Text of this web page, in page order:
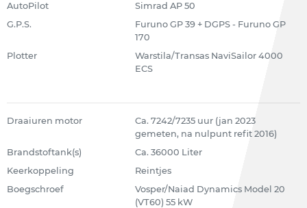
AutoPilot
Simrad AP 50
G.P.S.
Furuno GP 39 + DGPS - Furuno GP
170
Plotter
Warstila/Transas NaviSailor 4000
ECS
Draaiuren motor
Ca. 7242/7235 uur (jan 2023
gemeten, na nulpunt refit 2016)
Brandstoftank(s)
Ca. 36000 Liter
Keerkoppeling
Reintjes
Boegschroef
Vosper/Naiad Dynamics Model 20
(VT60) 55 kW